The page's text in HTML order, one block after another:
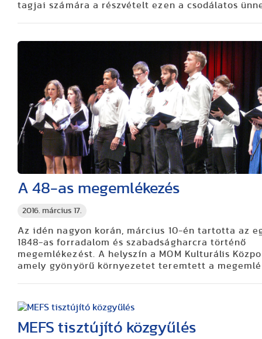
tagjai számára a részvételt ezen a csodálatos
2016. március 17.
A 48-as megemlékezés
Az idén nagyon korán, március 10-én tartotta az
1848-as forradalom és szabadságharcra történő
megemlékezést. A helyszín a MOM Kulturális
amely gyönyörű környezetet teremtett a
MEFS tisztújító közgyűlés